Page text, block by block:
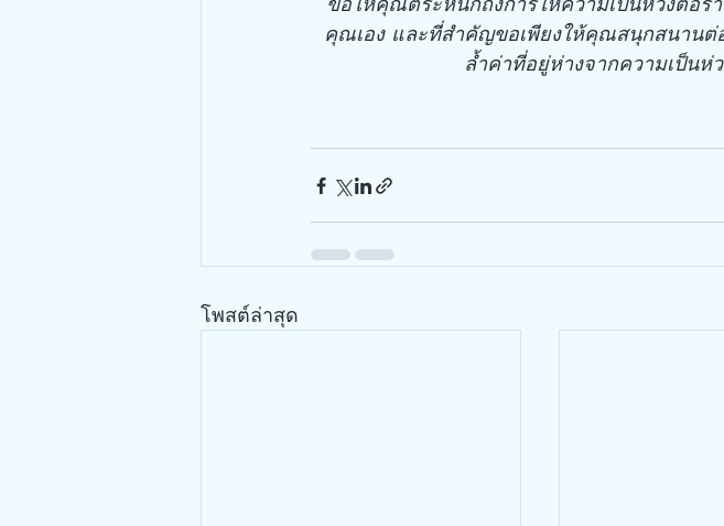
คุณเอง และที่สำคัญขอเพียงให้คุณสนุกสนานต่อ
ล้ำค่าที่อยู่ห่างจากความเป็น
โพสต์ล่าสุด